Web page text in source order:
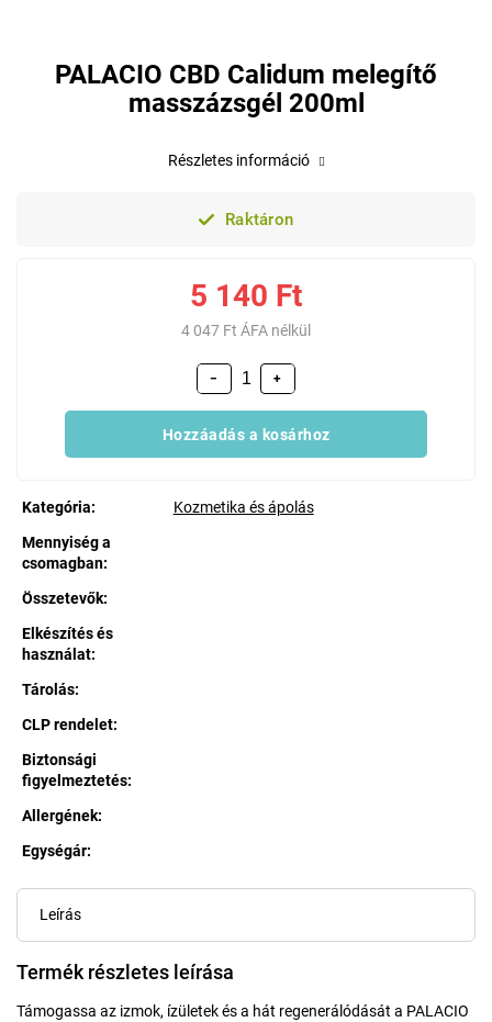
PALACIO CBD Calidum melegítő
masszázsgél 200ml
Raktáron
5 140 Ft
4 047 Ft ÁFA nélkül
+
−
Hozzáadás a kosárhoz
Kategória:
Kozmetika és ápolás
Mennyiség a
csomagban:
Összetevők:
Elkészítés és
használat:
Tárolás:
CLP rendelet:
Biztonsági
figyelmeztetés:
Allergének:
Egységár:
Részletes információ
Leírás
Termék részletes leírása
Támogassa az izmok, ízületek és a hát regenerálódását a PALACIO